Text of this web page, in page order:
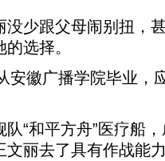
少跟父母闹别扭，
选择。
徽广播学院毕业，
和平方舟”医疗船，
文丽去了具有作战能